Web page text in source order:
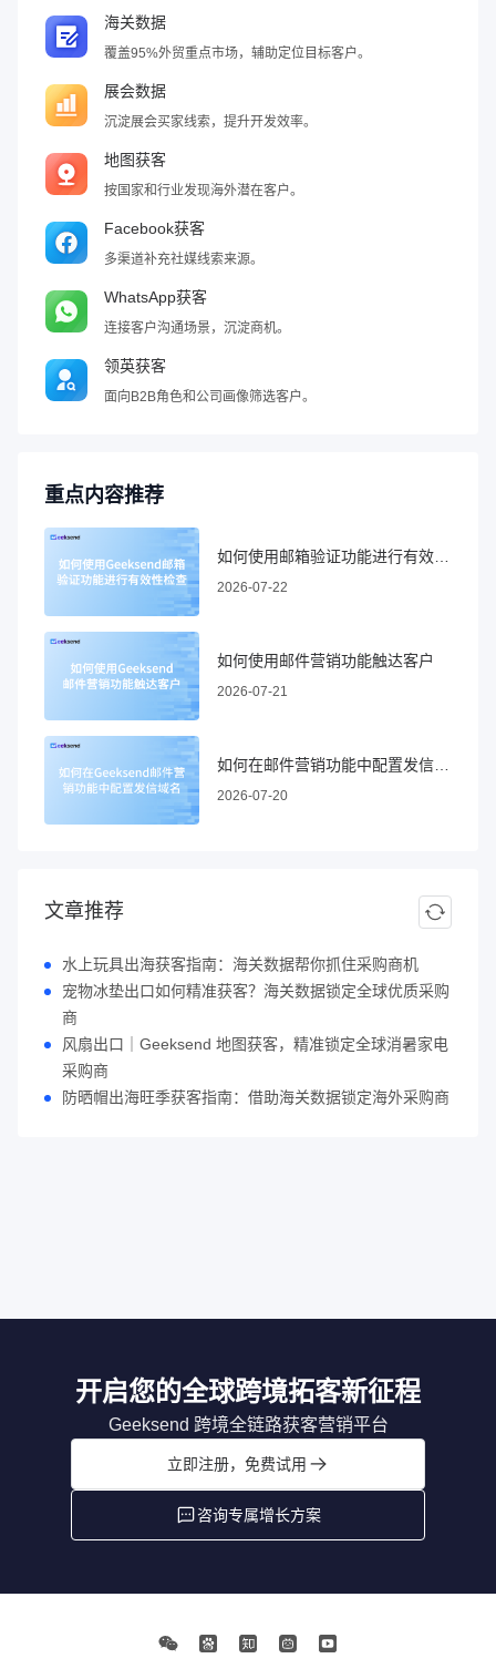
海关数据
覆盖95%外贸重点市场，辅助定位目标客户。
展会数据
沉淀展会买家线索，提升开发效率。
地图获客
按国家和行业发现海外潜在客户。
Facebook获客
多渠道补充社媒线索来源。
WhatsApp获客
连接客户沟通场景，沉淀商机。
领英获客
面向B2B角色和公司画像筛选客户。
重点内容推荐
2026-07-22
如何使用邮件营销功能触达客户
2026-07-21
2026-07-20
文章推荐
水上玩具出海获客指南：海关数据帮你抓住采购商机
宠物冰垫出口如何精准获客？海关数据锁定全球优质采购
商
风扇出口｜Geeksend 地图获客，精准锁定全球消暑家电
采购商
防晒帽出海旺季获客指南：借助海关数据锁定海外采购商
开启您的全球跨境拓客新征程
Geeksend 跨境全链路获客营销平台
立即注册，免费试用
咨询专属增长方案